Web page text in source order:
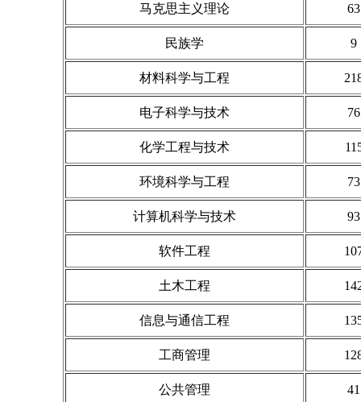
马克思主义理论 63
民族学 9
材料科学与工程
电子科学与技术 76
化学工程与技术
环境科学与工程 73
计算机科学与技术 93
软件工程
土木工程
信息与通信工程
工商管理
公共管理 41